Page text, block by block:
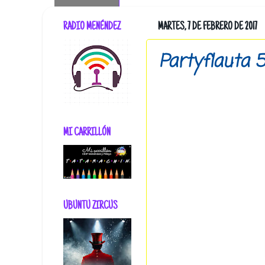
MARTES, 7 DE FEBRERO DE 2017
Partyflauta 5
RADIO MENÉNDEZ
MI CARRILLÓN
UBUNTU ZIRCUS